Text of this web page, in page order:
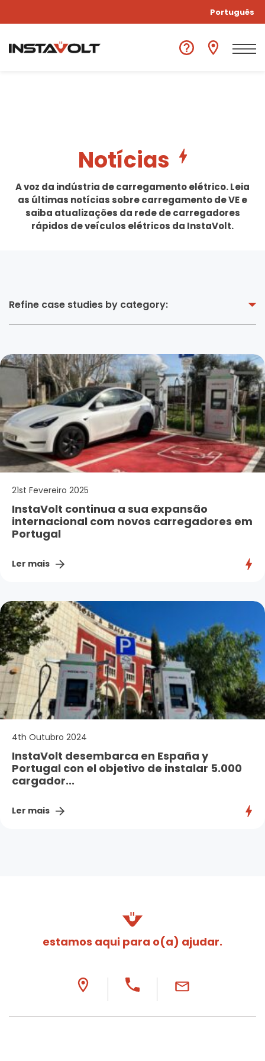
Português
Notícias
A voz da indústria de carregamento elétrico. Leia
as últimas notícias sobre carregamento de VE e
saiba atualizações da rede de carregadores
rápidos de veículos elétricos da InstaVolt.
Refine case studies by category:
21st Fevereiro 2025
InstaVolt continua a sua expansão
internacional com novos carregadores em
Portugal
Ler mais
4th Outubro 2024
InstaVolt desembarca en España y
Portugal con el objetivo de instalar 5.000
cargador...
Ler mais
estamos aqui para o(a) ajudar.